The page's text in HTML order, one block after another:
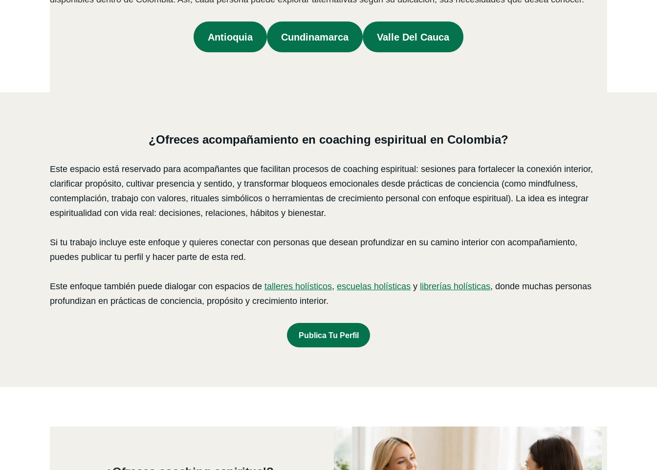
Antioquia Cundinamarca Valle Del Cauca
¿Ofreces acompañamiento en coaching espiritual en Colombia?
Este espacio está reservado para acompañantes que facilitan procesos de coaching espiritual: sesiones para fortalecer la conexión interior,
clarificar propósito, cultivar presencia y sentido, y transformar bloqueos emocionales desde prácticas de conciencia (como mindfulness,
contemplación, trabajo con valores, rituales simbólicos o herramientas de crecimiento personal con enfoque espiritual). La idea es integrar
espiritualidad con vida real: decisiones, relaciones, hábitos y bienestar.
Si tu trabajo incluye este enfoque y quieres conectar con personas que desean profundizar en su camino interior con acompañamiento,
puedes publicar tu perfil y hacer parte de esta red.
Este enfoque también puede dialogar con espacios de talleres holísticos, escuelas holísticas y librerías holísticas, donde muchas personas
profundizan en prácticas de conciencia, propósito y crecimiento interior.
Publica Tu Perfil